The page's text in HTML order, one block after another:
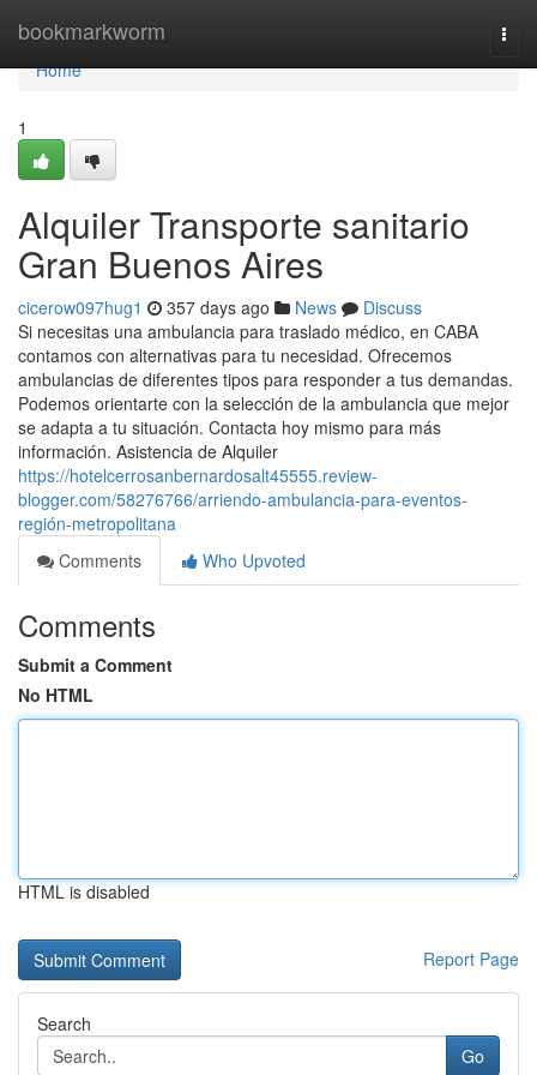
bookmarkworm
Home
Home
1
Alquiler Transporte sanitario
Gran Buenos Aires
cicerow097hug1 357 days ago News
Discuss
Si necesitas una ambulancia para traslado médico, en CABA
contamos con alternativas para tu necesidad. Ofrecemos
ambulancias de diferentes tipos para responder a tus demandas.
Podemos orientarte con la selección de la ambulancia que mejor
se adapta a tu situación. Contacta hoy mismo para más
información. Asistencia de Alquiler
https://hotelcerrosanbernardosalt45555.review-
blogger.com/58276766/arriendo-ambulancia-para-eventos-
región-metropolitana
Comments
Who Upvoted
Comments
Submit a Comment
No HTML
HTML is disabled
Report Page
Search
Go